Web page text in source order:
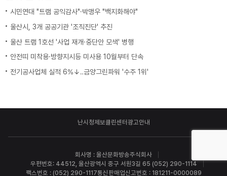
시민연대 "트램 공익감사"·박맹우 "백지화해야"
울산시, 3개 공공기관 '조직진단' 추진
울산 트램 1호선 '사업 재개·중단안 모색' 병행
안전띠 미착용·방향지시등 미사용 10월부터 단속
전기공사업체 실적 6%↓‥금양그린파워 '수주 1위'
난시청제보클린센터광고안내
회사명 : 울산문화방송주식회사
우편번호: 44512, 울산광역시 중구 서원3길 65 (052) 290-1114
팩스번호 : (052) 290-1117통신판매업신고번호 : 181211-0000089